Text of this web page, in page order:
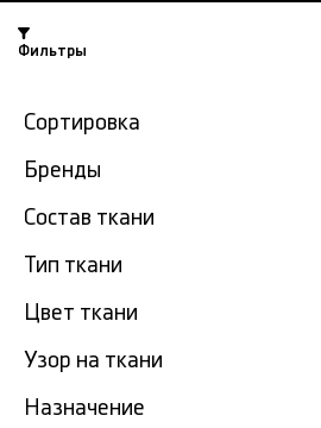
Красноярск
-15% на ткани по промокоду NY15
ГлавнаяДжинсовая ткань
Джинсовая ткань
Фильтр
Фильтры
Сортировка
Бренды
Состав ткани
Тип ткани
Цвет ткани
Узор на ткани
Назначение